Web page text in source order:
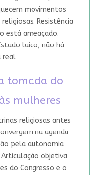
movimentos
Resistência
está ameaçado.
laico, não há
real
tomada do
mulheres
religiosas antes
na agenda
pela autonomia
objetiva
do Congresso e o